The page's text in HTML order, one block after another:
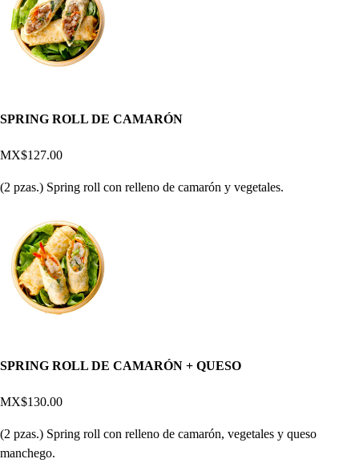
SPRING ROLL DE CAMARÓN
MX$127.00
(2 pzas.) Spring roll con relleno de camarón y vegetales.
SPRING ROLL DE CAMARÓN + QUESO
MX$130.00
(2 pzas.) Spring roll con relleno de camarón, vegetales y queso
manchego.